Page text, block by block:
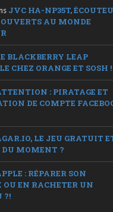
JVC HA-NP35T,
AU MONDE
BLACKBERRY LEAP
CHEZ ORANGE ET SOSH !
: PIRATAGE ET
DE COMPTE
LE JEU GRATUIT
MOMENT ?
: RÉPARER SON
OU EN RACHETER UN
?!